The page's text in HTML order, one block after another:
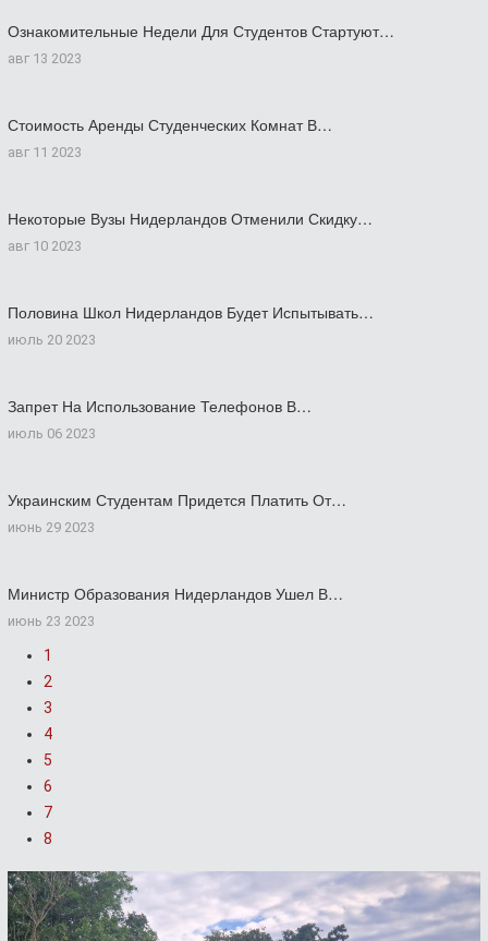
Ознакомительные Недели Для Студентов Стартуют…
авг 13 2023
Стоимость Аренды Студенческих Комнат В…
авг 11 2023
Некоторые Вузы Нидерландов Отменили Скидку…
авг 10 2023
Половина Школ Нидерландов Будет Испытывать…
июль 20 2023
Запрет На Использование Телефонов В…
июль 06 2023
Украинским Студентам Придется Платить От…
июнь 29 2023
Министр Образования Нидерландов Ушел В…
июнь 23 2023
1
2
3
4
5
6
7
8